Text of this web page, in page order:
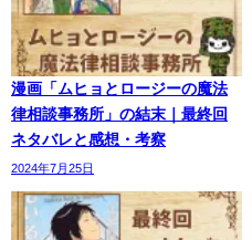
漫画「ムヒョとロージーの魔法
律相談事務所」の結末｜最終回
ネタバレと感想・考察
2024年7月25日